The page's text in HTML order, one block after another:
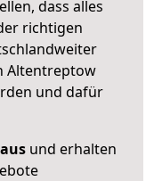
dass alles
richtigen
Altentreptow
und dafür
und erhalten